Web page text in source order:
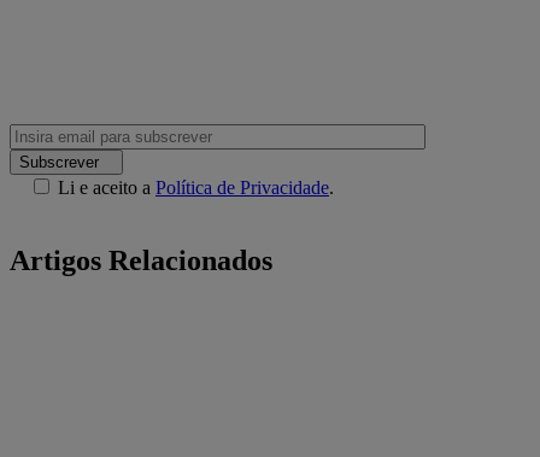
Subscrever
Li e aceito a Política de Privacidade.
Artigos Relacionados